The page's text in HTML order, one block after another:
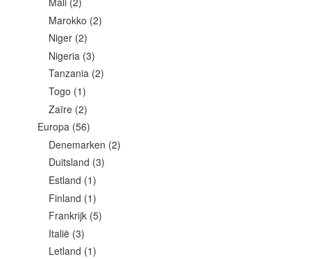
Marokko (2)
Niger (2)
Nigeria (3)
Tanzania (2)
Togo (1)
Zaïre (2)
Europa(56)
Denemarken (2)
Duitsland (3)
Estland (1)
Finland (1)
Frankrijk (5)
Italië (3)
Letland (1)